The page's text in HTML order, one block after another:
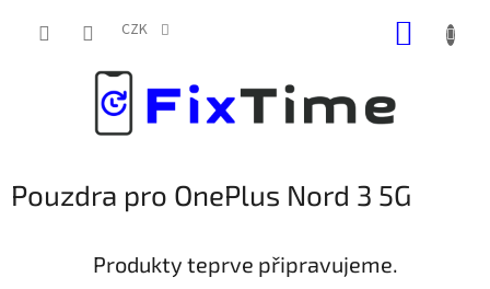
CZK
Pouzdra pro OnePlus Nord 3 5G
Produkty teprve připravujeme.